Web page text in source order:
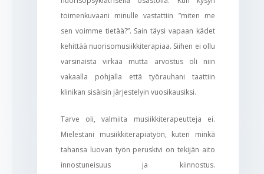
toimenkuvaani minulle vastattiin ”miten me
sen voimme tietää?”. Sain täysi vapaan kädet
kehittää nuorisomusiikkiterapiaa. Siihen ei ollu
varsinaista virkaa mutta arvostus oli niin
vakaalla pohjalla että työrauhani taattiin
klinikan sisäisin järjestelyin vuosikausiksi.
Tarve oli, valmiita musiikkiterapeutteja ei.
Mielestäni musiikkiterapiatyön, kuten minkä
tahansa luovan työn peruskivi on tekijän aito
innostuneisuus ja kiinnostus.